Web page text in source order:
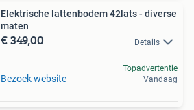
Elektrische lattenbodem 42lats - diverse
maten
€ 349,00 Details
Bezoek website
Topadvertentie
Vandaag